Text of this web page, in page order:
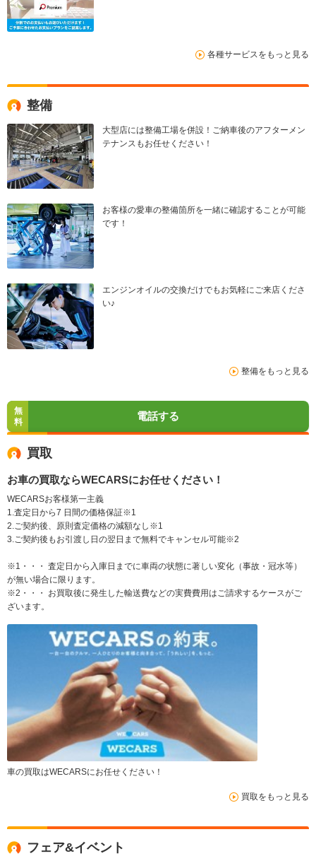
各種サービスをもっと見る
整備
大型店には整備工場を併設！ご納車後のアフターメン
テナンスもお任せください！
お客様の愛車の整備箇所を一緒に確認することが可能
です！
エンジンオイルの交換だけでもお気軽にご来店くださ
い♪
整備をもっと見る
無
料
電話する
買取
お車の買取ならWECARSにお任せください！
WECARSお客様第一主義
1.査定日から7 日間の価格保証※1
2.ご契約後、原則査定価格の減額なし※1
3.ご契約後もお引渡し日の翌日まで無料でキャンセル可能※2
※1・・・ 査定日から入庫日までに車両の状態に著しい変化（事故・冠水等）
が無い場合に限ります。
※2・・・ お買取後に発生した輸送費などの実費費用はご請求するケースがご
ざいます。
車の買取はWECARSにお任せください！
買取をもっと見る
フェア&イベント